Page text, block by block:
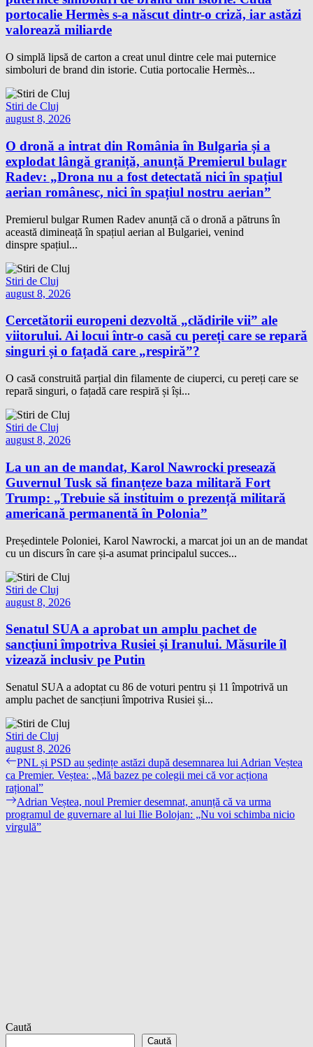
portocalie Hermès s-a născut dintr-o criză, iar astăzi
valorează miliarde
O simplă lipsă de carton a creat unul dintre cele mai puternice
simboluri de brand din istorie. Cutia portocalie Hermès...
Stiri de Cluj
august 8, 2026
O dronă a intrat din România în Bulgaria și a
explodat lângă graniță, anunță Premierul bulagr
Radev: „Drona nu a fost detectată nici în spațiul
aerian românesc, nici în spațiul nostru aerian”
Premierul bulgar Rumen Radev anunță că o dronă a pătruns în
această dimineață în spațiul aerian al Bulgariei, venind
dinspre spațiul...
Stiri de Cluj
august 8, 2026
Cercetătorii europeni dezvoltă „clădirile vii” ale
viitorului. Ai locui într-o casă cu pereți care se repară
singuri și o fațadă care „respiră”?
O casă construită parțial din filamente de ciuperci, cu pereți care se
repară singuri, o fațadă care respiră și își...
Stiri de Cluj
august 8, 2026
La un an de mandat, Karol Nawrocki presează
Guvernul Tusk să finanțeze baza militară Fort
Trump: „Trebuie să instituim o prezență militară
americană permanentă în Polonia”
Președintele Poloniei, Karol Nawrocki, a marcat joi un an de mandat
cu un discurs în care și-a asumat principalul succes...
Stiri de Cluj
august 8, 2026
Senatul SUA a aprobat un amplu pachet de
sancțiuni împotriva Rusiei și Iranului. Măsurile îl
vizează inclusiv pe Putin
Senatul SUA a adoptat cu 86 de voturi pentru și 11 împotrivă un
amplu pachet de sancțiuni împotriva Rusiei și...
Stiri de Cluj
august 8, 2026
Navigare
în
articole
Previous
post:
PNL și PSD au ședințe astăzi după desemnarea lui Adrian Veștea
ca Premier. Veștea: „Mă bazez pe colegii mei că vor acționa
rațional”
Next
post:
Adrian Veștea, noul Premier desemnat, anunță că va urma
programul de guvernare al lui Ilie Bolojan: „Nu voi schimba nicio
virgulă”
Caută
Caută